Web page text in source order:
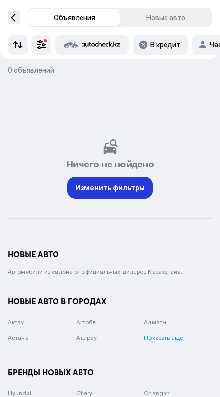
Объявления Новые авто
В кредит
0 объявлений
Ничего не найдено
Изменить фильтры
НОВЫЕ АВТО
Автомобили из салона от официальных дилеров Казахстана.
НОВЫЕ АВТО В ГОРОДАХ
Актау Актобе Алматы
Астана Атырау Показать еще
БРЕНДЫ НОВЫХ АВТО
Hyundai Chery Changan